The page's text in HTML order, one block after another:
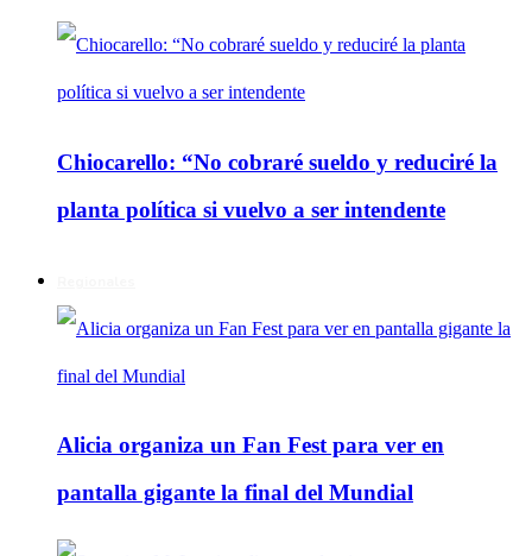
Chiocarello: “No cobraré sueldo y reduciré la
planta política si vuelvo a ser intendente
Alicia organiza un Fan Fest para ver en
pantalla gigante la final del Mundial